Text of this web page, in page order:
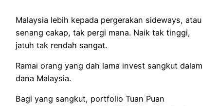
Malaysia lebih kepada pergerakan sideways, atau
senang cakap, tak pergi mana. Naik tak tinggi,
jatuh tak rendah sangat.
Ramai orang yang dah lama invest sangkut dalam
dana Malaysia.
Bagi yang sangkut, portfolio Tuan Puan